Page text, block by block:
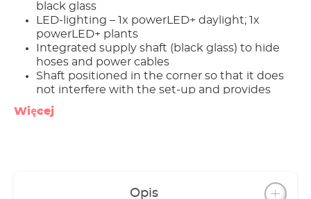
black glass
LED-lighting – 1x powerLED+ daylight; 1x
powerLED+ plants
Integrated supply shaft (black glass) to hide
hoses and power cables
Shaft positioned in the corner so that it does
not interfere with the set-up and provides
even more space for your design.
Water outflow individually configured by
through a hole in the base at the back of the
Więcej
Opis